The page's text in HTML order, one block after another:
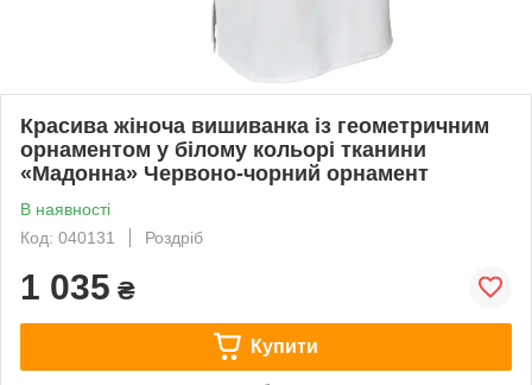
Красива жіноча вишиванка із геометричним
орнаментом у білому кольорі тканини
«Мадонна» Червоно-чорний орнамент
В наявності
Код: 040131
Роздріб
1 035 ₴
Купити